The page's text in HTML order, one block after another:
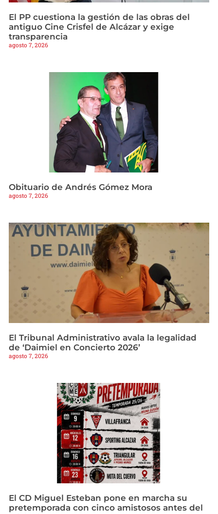
El PP cuestiona la gestión de las obras del
antiguo Cine Crisfel de Alcázar y exige
transparencia
agosto 7, 2026
Obituario de Andrés Gómez Mora
agosto 7, 2026
El Tribunal Administrativo avala la legalidad
de ‘Daimiel en Concierto 2026’
agosto 7, 2026
El CD Miguel Esteban pone en marcha su
pretemporada con cinco amistosos antes del